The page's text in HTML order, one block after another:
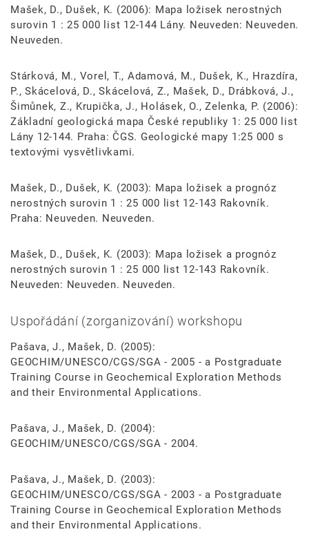
Mašek, D., Dušek, K. (2006): Mapa ložisek nerostných
surovin 1 : 25 000 list 12-144 Lány. Neuveden: Neuveden.
Neuveden.
Stárková, M., Vorel, T., Adamová, M., Dušek, K., Hrazdíra,
P., Skácelová, D., Skácelová, Z., Mašek, D., Drábková, J.,
Šimůnek, Z., Krupička, J., Holásek, O., Zelenka, P. (2006):
Základní geologická mapa České republiky 1: 25 000 list
Lány 12-144. Praha: ČGS. Geologické mapy 1:25 000 s
textovými vysvětlivkami.
Mašek, D., Dušek, K. (2003): Mapa ložisek a prognóz
nerostných surovin 1 : 25 000 list 12-143 Rakovník.
Praha: Neuveden. Neuveden.
Mašek, D., Dušek, K. (2003): Mapa ložisek a prognóz
nerostných surovin 1 : 25 000 list 12-143 Rakovník.
Neuveden: Neuveden. Neuveden.
Uspořádání (zorganizování) workshopu
Pašava, J., Mašek, D. (2005):
GEOCHIM/UNESCO/CGS/SGA - 2005 - a Postgraduate
Training Course in Geochemical Exploration Methods
and their Environmental Applications.
Pašava, J., Mašek, D. (2004):
GEOCHIM/UNESCO/CGS/SGA - 2004.
Pašava, J., Mašek, D. (2003):
GEOCHIM/UNESCO/CGS/SGA - 2003 - a Postgraduate
Training Course in Geochemical Exploration Methods
and their Environmental Applications.